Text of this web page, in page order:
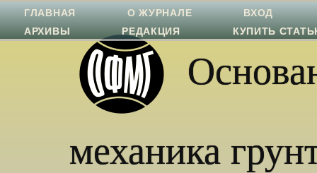
механика
ГЛАВНАЯ О ЖУРНАЛЕ
ВХОД
АРХИВЫ
РЕДАКЦИЯ КУПИТЬ